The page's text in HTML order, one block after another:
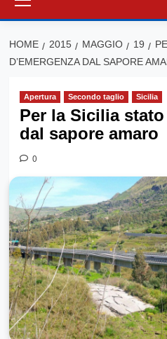
principale
HOME 2015 MAGGIO 19
D’EMERGENZA DAL SAPORE
Apertura Secondo taglio Sicilia
Per la Sicilia stato
dal sapore amaro
0